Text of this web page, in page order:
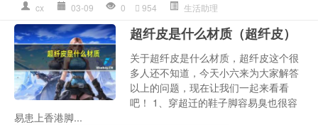
cx 03-09 0 954 生活助理
超纤皮是什么材质（超纤皮）
关于超纤皮是什么材质，超纤皮这个很
多人还不知道，今天小六来为大家解答
以上的问题，现在让我们一起来看看
吧！ 1、穿超迁的鞋子脚容易臭也很容
易患上香港脚...